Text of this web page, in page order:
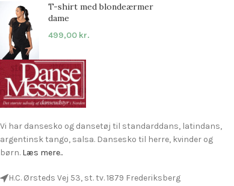
T-shirt med blondeærmer
dame
499,00 kr.
Vi har dansesko og dansetøj til standarddans, latindans,
argentinsk tango, salsa. Dansesko til herre, kvinder og
børn. Læs mere..
H.C. Ørsteds Vej 53, st. tv. 1879 Frederiksberg